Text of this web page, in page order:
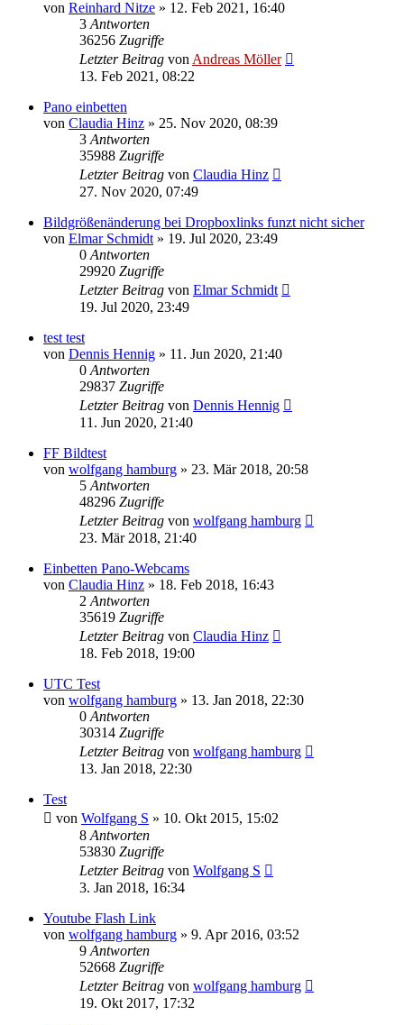
von Reinhard Nitze » 12. Feb 2021, 16:40
3 Antworten
36256 Zugriffe
Letzter Beitrag von Andreas Möller
13. Feb 2021, 08:22
Pano einbetten
von Claudia Hinz » 25. Nov 2020, 08:39
3 Antworten
35988 Zugriffe
Letzter Beitrag von Claudia Hinz
27. Nov 2020, 07:49
Bildgrößenänderung bei Dropboxlinks funzt nicht sicher
von Elmar Schmidt » 19. Jul 2020, 23:49
0 Antworten
29920 Zugriffe
Letzter Beitrag von Elmar Schmidt
19. Jul 2020, 23:49
test test
von Dennis Hennig » 11. Jun 2020, 21:40
0 Antworten
29837 Zugriffe
Letzter Beitrag von Dennis Hennig
11. Jun 2020, 21:40
FF Bildtest
von wolfgang hamburg » 23. Mär 2018, 20:58
5 Antworten
48296 Zugriffe
Letzter Beitrag von wolfgang hamburg
23. Mär 2018, 21:40
Einbetten Pano-Webcams
von Claudia Hinz » 18. Feb 2018, 16:43
2 Antworten
35619 Zugriffe
Letzter Beitrag von Claudia Hinz
18. Feb 2018, 19:00
UTC Test
von wolfgang hamburg » 13. Jan 2018, 22:30
0 Antworten
30314 Zugriffe
Letzter Beitrag von wolfgang hamburg
13. Jan 2018, 22:30
Test
von Wolfgang S » 10. Okt 2015, 15:02
8 Antworten
53830 Zugriffe
Letzter Beitrag von Wolfgang S
3. Jan 2018, 16:34
Youtube Flash Link
von wolfgang hamburg » 9. Apr 2016, 03:52
9 Antworten
52668 Zugriffe
Letzter Beitrag von wolfgang hamburg
19. Okt 2017, 17:32